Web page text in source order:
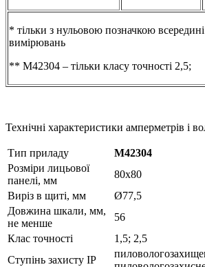
* тільки з нульовою позначкою всередині
вимірювань
** М42304 – тільки класу точності 2,5;
Технічні характеристики амперметрів і
Тип приладу
М42304
Розміри лицьової
панелі, мм
80х80
Виріз в щиті, мм
Ø77,5
Довжина шкали, мм,
не менше
56
Клас точності
1,5; 2,5
Ступінь захисту IP